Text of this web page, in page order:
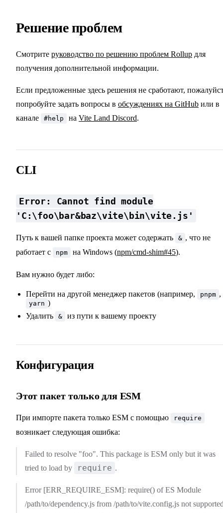
Решение проблем
Смотрите руководство по решению проблем Rollup для
получения дополнительной информации.
Если предложенные здесь решения не сработают,
попробуйте задать вопросы в обсуждениях на GitHub или в
канале
#help на Vite Land Discord.
CLI
Error: Cannot find module
'C:\foo\bar&baz\vite\bin\vite.js'
Путь к вашей папке проекта может содержать & , что не
работает с
npm на Windows (npm/cmd-shim#45).
Вам нужно будет либо:
Перейти на другой менеджер пакетов (например, pnpm ,
yarn )
Удалить
& из пути к вашему проекту
Конфигурация
Этот пакет только для ESM
При импорте пакета только ESM с помощью require
возникает следующая ошибка:
Failed to resolve "foo". This package is ESM only but it was
tried to load by
require .
Error [ERR_REQUIRE_ESM]: require() of ES Module
/path/to/dependency.js from /path/to/vite.config.js not